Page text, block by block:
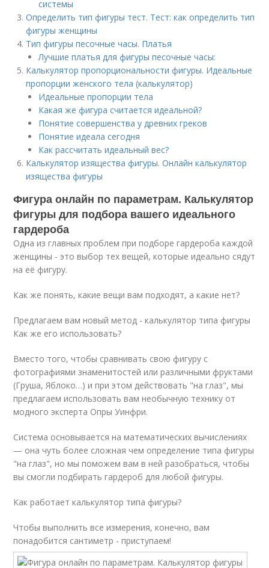
системы
Определить тип фигуры тест. Тест: как определить тип
фигуры женщины
Тип фигуры песочные часы. Платья
Лучшие платья для фигуры песочные часы:
Калькулятор пропорциональности фигуры. Идеальные
пропорции женского тела (калькулятор)
Идеальные пропорции тела
Какая же фигура считается идеальной?
Понятие совершенства у древних греков
Понятие идеала сегодня
Как рассчитать идеальный вес?
Калькулятор изящества фигуры. Онлайн калькулятор
изящества фигуры
Фигура онлайн по параметрам. Калькулятор
фигуры для подбора вашего идеального
гардероба
Одна из главных проблем при подборе гардероба каждой
женщины - это выбор тех вещей, которые идеально сядут
на её фигуру.
Как же понять, какие вещи вам подходят, а какие нет?
Предлагаем вам новый метод - калькулятор типа фигуры
Как же его использовать?
Вместо того, чтобы сравнивать свою фигуру с
фотографиями знаменитостей или различными фруктами
(Груша, Яблоко…) и при этом действовать "на глаз", мы
предлагаем использовать вам необычную технику от
модного эксперта Опры Уинфри.
Система основывается на математических вычислениях
— она чуть более сложная чем определение типа фигуры
"на глаз", но мы поможем вам в ней разобраться, чтобы
вы смогли подбирать гардероб для любой фигуры.
Как работает калькулятор типа фигуры?
Чтобы выполнить все измерения, конечно, вам
понадобится сантиметр - приступаем!